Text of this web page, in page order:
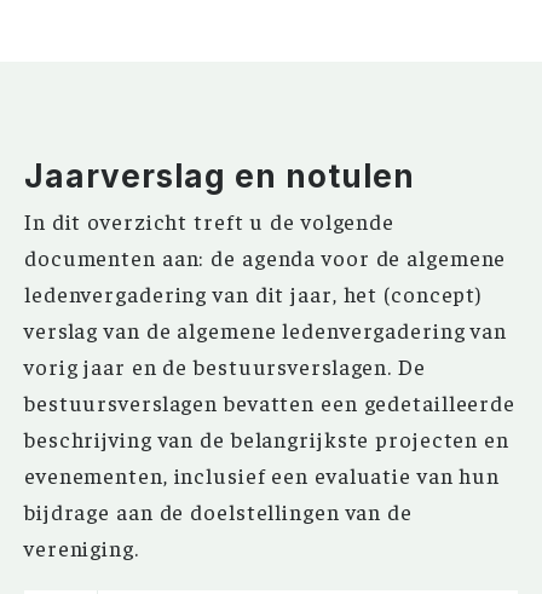
Jaarverslag en notulen
In dit overzicht treft u de volgende
documenten aan: de agenda voor de algemene
ledenvergadering van dit jaar, het (concept)
verslag van de algemene ledenvergadering van
vorig jaar en de bestuursverslagen. De
bestuursverslagen bevatten een gedetailleerde
beschrijving van de belangrijkste projecten en
evenementen, inclusief een evaluatie van hun
bijdrage aan de doelstellingen van de
vereniging.